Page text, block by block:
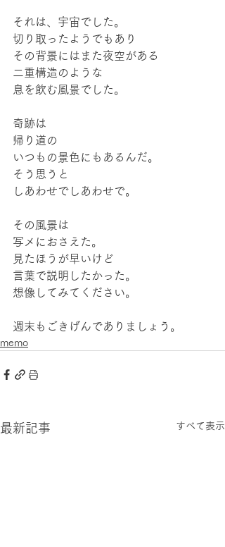
それは、宇宙でした。
切り取ったようでもあり
その背景にはまた夜空がある
二重構造のような
息を飲む風景でした。
奇跡は
帰り道の
いつもの景色にもあるんだ。
そう思うと
しあわせでしあわせで。
その風景は
写メにおさえた。
見たほうが早いけど
言葉で説明したかった。
想像してみてください。
週末もごきげんでありましょう。
memo
最新記事 すべて表示